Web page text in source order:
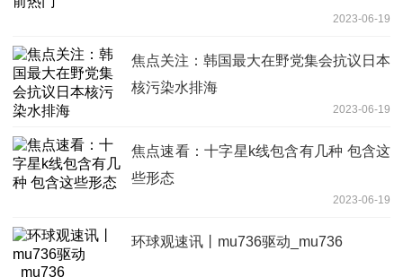
2023-06-19
焦点关注：韩国最大在野党集会抗议日本
核污染水排海
2023-06-19
焦点速看：十字星k线包含有几种 包含这
些形态
2023-06-19
环球观速讯丨mu736驱动_mu736